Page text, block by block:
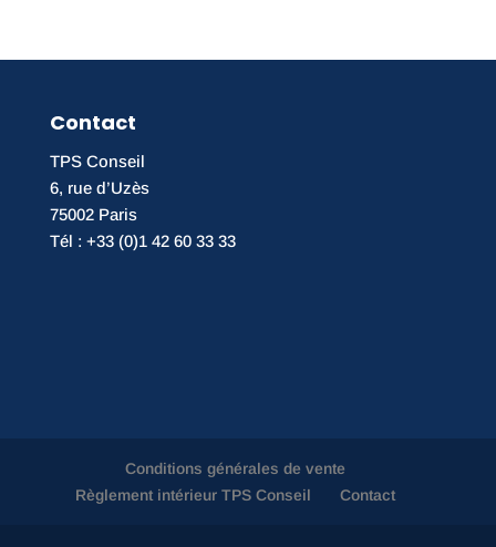
Contact
TPS Conseil
6, rue d’Uzès
75002 Paris
Tél : +33 (0)1 42 60 33 33
Conditions générales de vente
Règlement intérieur TPS Conseil
Contact